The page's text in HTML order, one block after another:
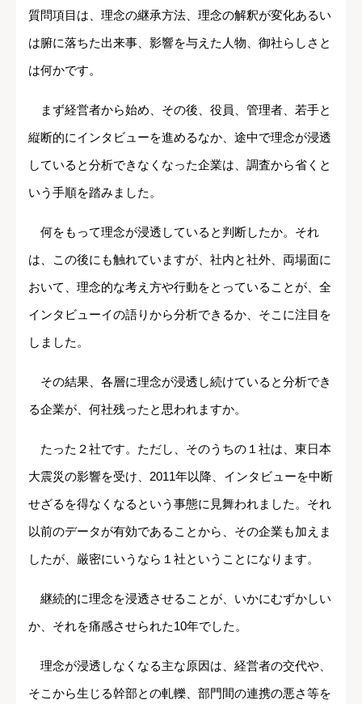
質問項目は、理念の継承方法、理念の解釈が変化あるい
は腑に落ちた出来事、影響を与えた人物、御社らしさと
は何かです。
まず経営者から始め、その後、役員、管理者、若手と
縦断的にインタビューを進めるなか、途中で理念が浸透
していると分析できなくなった企業は、調査から省くと
いう手順を踏みました。
何をもって理念が浸透していると判断したか。それ
は、この後にも触れていますが、社内と社外、両場面に
おいて、理念的な考え方や行動をとっていることが、全
インタビューイの語りから分析できるか、そこに注目を
しました。
その結果、各層に理念が浸透し続けていると分析でき
る企業が、何社残ったと思われますか。
たった２社です。ただし、そのうちの１社は、東日本
大震災の影響を受け、2011年以降、インタビューを中断
せざるを得なくなるという事態に見舞われました。それ
以前のデータが有効であることから、その企業も加えま
したが、厳密にいうなら１社ということになります。
継続的に理念を浸透させることが、いかにむずかしい
か、それを痛感させられた10年でした。
理念が浸透しなくなる主な原因は、経営者の交代や、
そこから生じる幹部との軋轢、部門間の連携の悪さ等を